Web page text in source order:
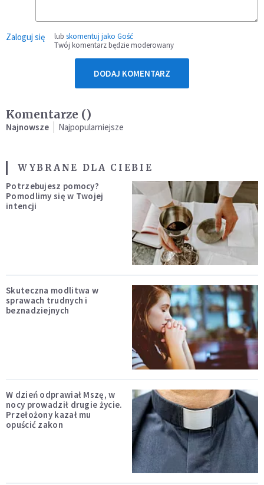
Zaloguj się lub skomentuj jako Gość
Twój komentarz będzie moderowany
DODAJ KOMENTARZ
Komentarze ()
Najnowsze Najpopularniejsze
WYBRANE DLA CIEBIE
Potrzebujesz pomocy?
Pomodlimy się w Twojej
intencji
Skuteczna modlitwa w
sprawach trudnych i
beznadziejnych
W dzień odprawiał Mszę, w
nocy prowadził drugie życie.
Przełożony kazał mu
opuścić zakon